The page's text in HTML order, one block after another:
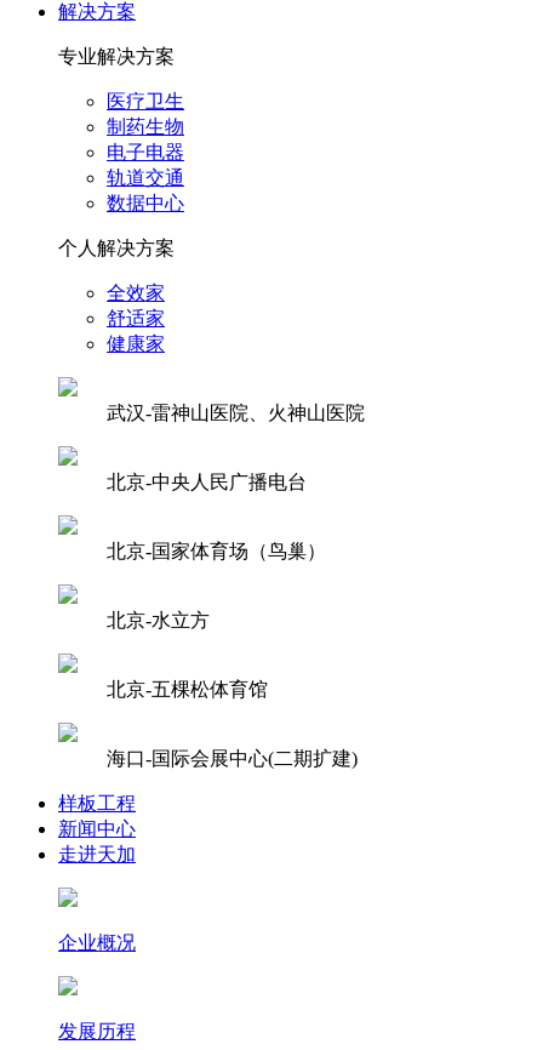
解决方案
专业解决方案
医疗卫生
制药生物
电子电器
轨道交通
数据中心
个人解决方案
全效家
舒适家
健康家
武汉-雷神山医院、火神山医院
北京-中央人民广播电台
北京-国家体育场（鸟巢）
北京-水立方
北京-五棵松体育馆
海口-国际会展中心(二期扩建)
样板工程
新闻中心
走进天加
企业概况
发展历程